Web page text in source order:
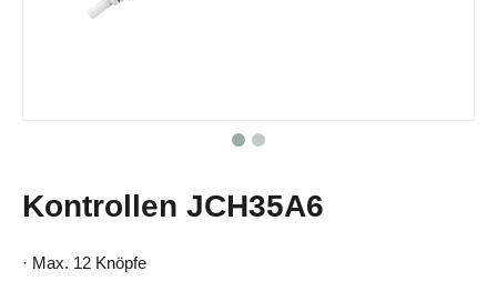
Kontrollen JCH35A6
· Max. 12 Knöpfe